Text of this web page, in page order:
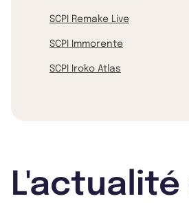
SCPI Remake Live
SCPI Immorente
SCPI Iroko Atlas
L'actualité